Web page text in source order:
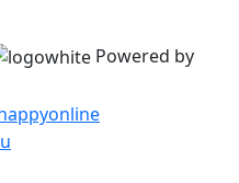
Powered by